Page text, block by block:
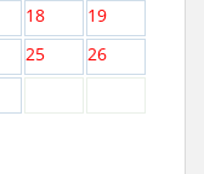
18
19
25
26